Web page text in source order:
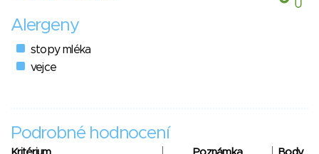
Alergeny
stopy mléka
vejce
Podrobné hodnocení